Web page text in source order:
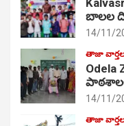
బాలల
14/11/
తాజా
Odela
14/11/
తాజా